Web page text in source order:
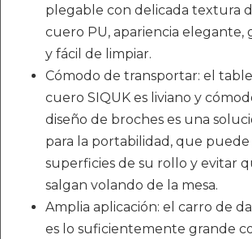
plegable con delicada textura
cuero PU, apariencia elegante,
y fácil de limpiar.
Cómodo de transportar: el
cuero SIQUK es liviano y
diseño de broches es una
para la portabilidad, que
superficies de su rollo y evitar
salgan volando de la mesa.
Amplia aplicación: el carro de
es lo suficientemente grande